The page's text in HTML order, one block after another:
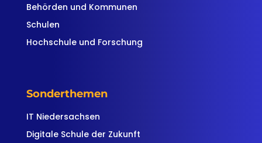
Behörden und Kommunen
Schulen
Hochschule und Forschung
Sonderthemen
IT Niedersachsen
Digitale Schule der Zukunft